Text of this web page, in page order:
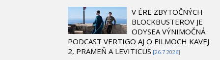
V ÉRE ZBYTOČNÝCH
BLOCKBUSTEROV JE
ODYSEA VÝNIMOČNÁ.
PODCAST VERTIGO AJ O FILMOCH KAVEJ
2, PRAMEŇ A LEVITICUS [26.7 2026]